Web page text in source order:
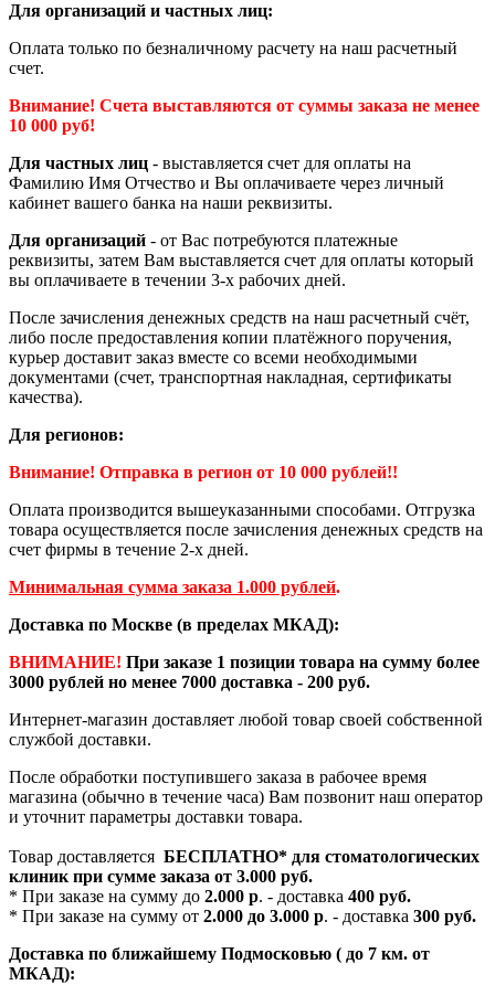
Для организаций и частных лиц:
Оплата только по безналичному расчету на наш расчетный
счет.
Внимание! Счета выставляются от суммы заказа не менее
10 000 руб!
Для частных лиц - выставляется счет для оплаты на
Фамилию Имя Отчество и Вы оплачиваете через личный
кабинет вашего банка на наши реквизиты.
Для организаций - от Вас потребуются платежные
реквизиты, затем Вам выставляется счет для оплаты который
вы оплачиваете в течении 3-х рабочих дней.
После зачисления денежных средств на наш расчетный счёт,
либо после предоставления копии платёжного поручения,
курьер доставит заказ вместе со всеми необходимыми
документами (счет, транспортная накладная, сертификаты
качества).
Для регионов:
Внимание! Отправка в регион от 10 000 рублей!!
Оплата производится вышеуказанными способами. Отгрузка
товара осуществляется после зачисления денежных средств на
счет фирмы в течение 2-х дней.
Минимальная сумма заказа 1.000 рублей.
Доставка по Москве (в пределах МКАД):
ВНИМАНИЕ! При заказе 1 позиции товара на сумму более
3000 рублей но менее 7000 доставка - 200 руб.
Интернет-магазин доставляет любой товар своей собственной
службой доставки.
После обработки поступившего заказа в рабочее время
магазина (обычно в течение часа) Вам позвонит наш оператор
и уточнит параметры доставки товара.
Товар доставляется БЕСПЛАТНО* для стоматологических
клиник при сумме заказа от 3.000 руб.
* При заказе на сумму до 2.000 р. - доставка 400 руб.
* При заказе на сумму от 2.000 до 3.000 р. - доставка 300 руб.
Доставка по ближайшему Подмосковью ( до 7 км. от
МКАД):